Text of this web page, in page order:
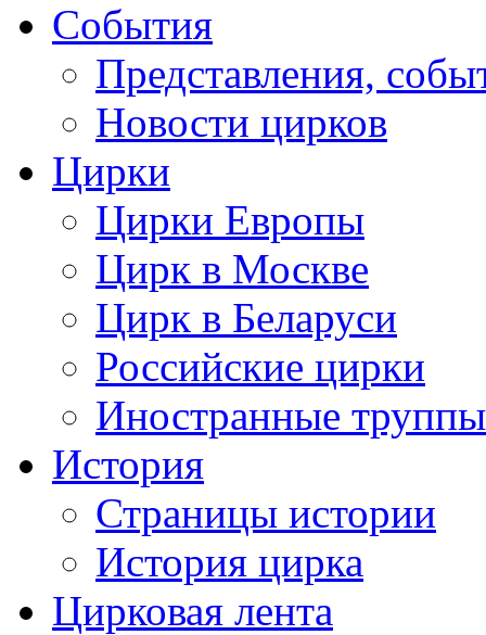
События
Представления,
Новости цирков
Цирки
Цирки Европы
Цирк в Москве
Цирк в Беларуси
Российские цирки
Иностранные труппы
История
Страницы истории
История цирка
Цирковая лента